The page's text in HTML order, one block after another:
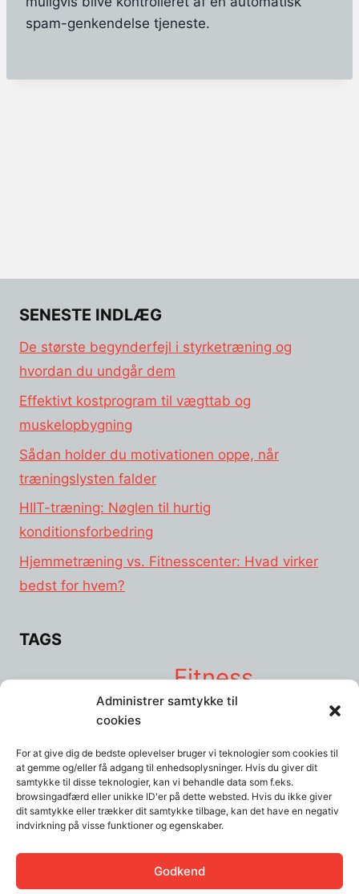
Administrer samtykke til
cookies
For at give dig de bedste oplevelser bruger vi teknologier som cookies til
at gemme og/eller få adgang til enhedsoplysninger. Hvis du giver dit
samtykke til disse teknologier, kan vi behandle data som f.eks.
browsingadfærd eller unikke ID'er på dette websted. Hvis du ikke giver
dit samtykke eller trækker dit samtykke tilbage, kan det have en negativ
indvirkning på visse funktioner og egenskaber.
Godkend
spam-genkendelse tjeneste.
SENESTE INDLÆG
De største begynderfejl i styrketræning og
hvordan du undgår dem
Effektivt kostprogram til vægttab og
muskelopbygning
Sådan holder du motivationen oppe, når
træningslysten falder
HIIT-træning: Nøglen til hurtig
konditionsforbedring
Hjemmetræning vs. Fitnesscenter: Hvad virker
bedst for hvem?
TAGS
Balanceudstyr Burpees Crosstrainer Fitness hjemme
Hjemmetræningsmaskiner Håndvægte Kettlebell
motivationen Mountain climbers Planken psykologi Pull up bar Push-ups
ribbe Ribber Romaskine Selvkontrol skade Squat squats Stress sund
træning Træningsbænk Træningselastikker træningspartner
Udstyr